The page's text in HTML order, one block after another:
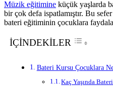
Müzik eğitimine küçük yaşlarda
bir çok defa ispatlamıştır. Bu
bateri eğitiminin çocuklara
İÇİNDEKİLER
Bateri Kursu Çocuklara
Kaç Yaşında